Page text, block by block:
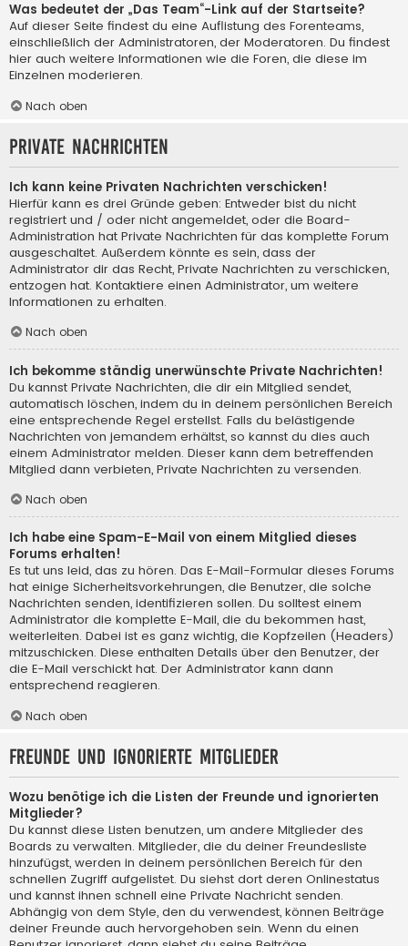
Was bedeutet der „Das Team“-Link auf der Startseite?
Auf dieser Seite findest du eine Auflistung des Forenteams,
einschließlich der Administratoren, der Moderatoren. Du findest
hier auch weitere Informationen wie die Foren, die diese im
Einzelnen moderieren.
Nach oben
Private Nachrichten
Ich kann keine Privaten Nachrichten verschicken!
Hierfür kann es drei Gründe geben: Entweder bist du nicht
registriert und / oder nicht angemeldet, oder die Board-
Administration hat Private Nachrichten für das komplette Forum
ausgeschaltet. Außerdem könnte es sein, dass der
Administrator dir das Recht, Private Nachrichten zu verschicken,
entzogen hat. Kontaktiere einen Administrator, um weitere
Informationen zu erhalten.
Nach oben
Ich bekomme ständig unerwünschte Private Nachrichten!
Du kannst Private Nachrichten, die dir ein Mitglied sendet,
automatisch löschen, indem du in deinem persönlichen Bereich
eine entsprechende Regel erstellst. Falls du belästigende
Nachrichten von jemandem erhältst, so kannst du dies auch
einem Administrator melden. Dieser kann dem betreffenden
Mitglied dann verbieten, Private Nachrichten zu versenden.
Nach oben
Ich habe eine Spam-E-Mail von einem Mitglied dieses
Forums erhalten!
Es tut uns leid, das zu hören. Das E-Mail-Formular dieses Forums
hat einige Sicherheitsvorkehrungen, die Benutzer, die solche
Nachrichten senden, identifizieren sollen. Du solltest einem
Administrator die komplette E-Mail, die du bekommen hast,
weiterleiten. Dabei ist es ganz wichtig, die Kopfzeilen (Headers)
mitzuschicken. Diese enthalten Details über den Benutzer, der
die E-Mail verschickt hat. Der Administrator kann dann
entsprechend reagieren.
Nach oben
Freunde und ignorierte Mitglieder
Wozu benötige ich die Listen der Freunde und ignorierten
Mitglieder?
Du kannst diese Listen benutzen, um andere Mitglieder des
Boards zu verwalten. Mitglieder, die du deiner Freundesliste
hinzufügst, werden in deinem persönlichen Bereich für den
schnellen Zugriff aufgelistet. Du siehst dort deren Onlinestatus
und kannst ihnen schnell eine Private Nachricht senden.
Abhängig von dem Style, den du verwendest, können Beiträge
deiner Freunde auch hervorgehoben sein. Wenn du einen